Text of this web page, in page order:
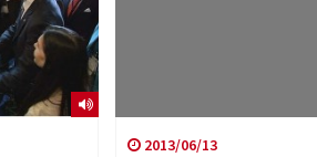
2013/06/13